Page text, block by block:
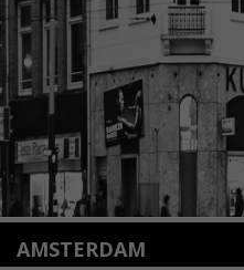
Lees meer
AMSTERDAM